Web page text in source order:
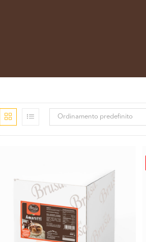
Ordinamento predefinito